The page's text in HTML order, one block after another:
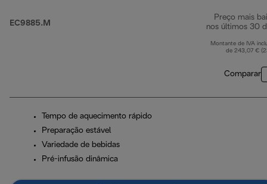
EC9885.M
Preço mais
nos últimos 30
Montante de IVA
de 243,07 €
Comparar
Tempo de aquecimento rápido
Preparação estável
Variedade de bebidas
Pré-infusão dinâmica